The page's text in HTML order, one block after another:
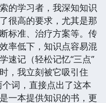
的学习者，我深知知识
很高的要求，尤其是那
标准、治疗方案等。传
率低下，知识点容易混
速记（轻松记忆“三点”
，我立刻被它吸引住
个词，直接点出了这本
一本提供知识的书，更